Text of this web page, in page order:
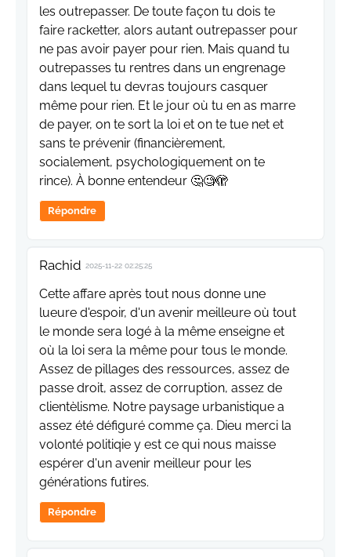
les outrepasser. De toute façon tu dois te
faire racketter, alors autant outrepasser pour
ne pas avoir payer pour rien. Mais quand tu
outrepasses tu rentres dans un engrenage
dans lequel tu devras toujours casquer
même pour rien. Et le jour où tu en as marre
de payer, on te sort la loi et on te tue net et
sans te prévenir (financièrement,
socialement, psychologiquement on te
rince). À bonne entendeur 🤔🧐🫣
Répondre
Rachid 2025-11-22 02:25:25
Cette affare après tout nous donne une
lueure d'espoir, d'un avenir meilleure où tout
le monde sera logé à la même enseigne et
où la loi sera la même pour tous le monde.
Assez de pillages des ressources, assez de
passe droit, assez de corruption, assez de
clientèlisme. Notre paysage urbanistique a
assez été défiguré comme ça. Dieu merci la
volonté politiqie y est ce qui nous maisse
espérer d'un avenir meilleur pour les
générations futires.
Répondre